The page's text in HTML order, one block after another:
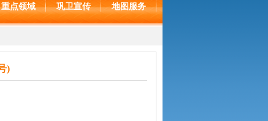
重点领域 巩卫宣传 地图服务
)